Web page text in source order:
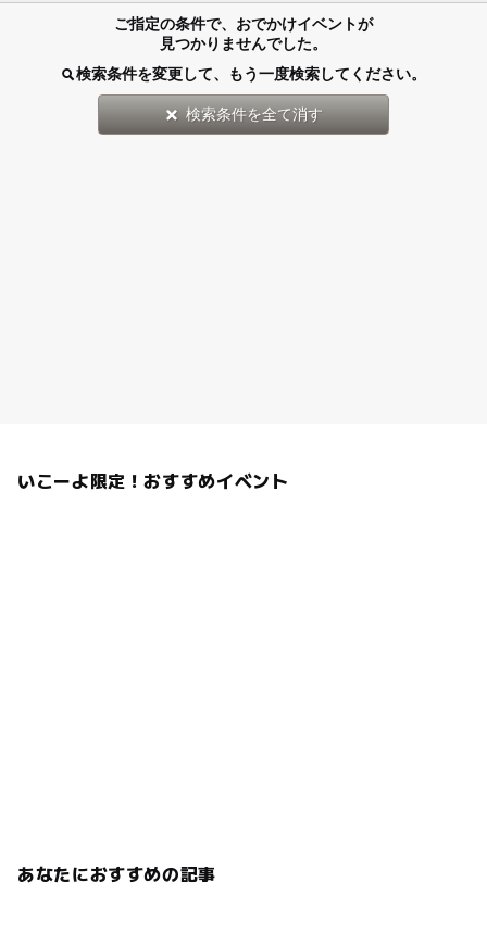
ご指定の条件で、おでかけイベントが
見つかりませんでした。
検索条件を変更して、もう一度検索してください。
検索条件を全て消す
いこーよ限定！おすすめイベント
あなたにおすすめの記事